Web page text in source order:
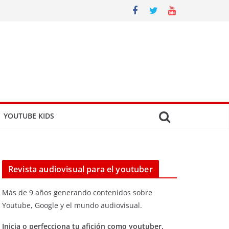
YOUTUBE KIDS
Revista audiovisual para el youtuber
Más de 9 años generando contenidos sobre
Youtube, Google y el mundo audiovisual.
Inicia o perfecciona tu afición como youtuber.